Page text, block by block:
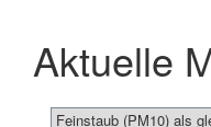
Aktuelle